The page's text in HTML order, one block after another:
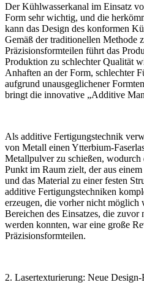
Der Kühlwasserkanal im Einsatz
Form sehr wichtig, und die
kann das Design des konformen
Gemäß der traditionellen Methode
Präzisionsformteilen führt das
Produktion zu schlechter Qualität
Anhaften an der Form, schlechter
aufgrund unausgeglichener
bringt die innovative „Additive
Als additive Fertigungstechnik
von Metall einen Ytterbium-
Metallpulver zu schießen, wodurch
Punkt im Raum zielt, der aus
und das Material zu einer festen
additive Fertigungstechniken
erzeugen, die vorher nicht möglich
Bereichen des Einsatzes, die
werden konnten, war eine große
Präzisionsformteilen.
2. Lasertexturierung: Neue Design-